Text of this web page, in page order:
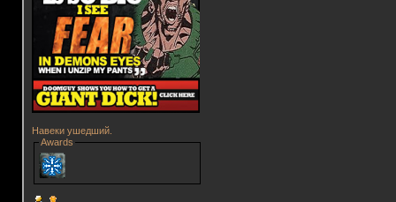
Навеки ушедший.
Awards